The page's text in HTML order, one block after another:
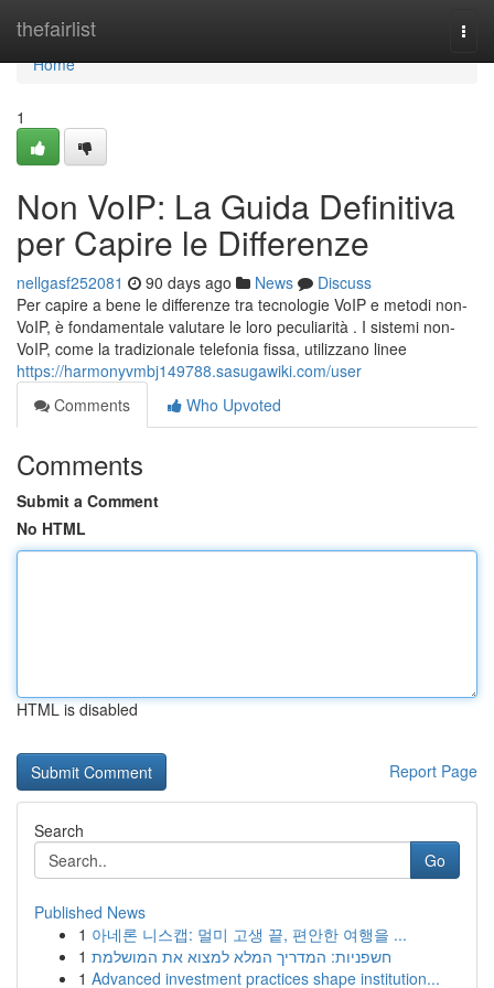
thefairlist
Home
Home
1
Non VoIP: La Guida Definitiva
per Capire le Differenze
nellgasf252081 90 days ago News
Discuss
Per capire a bene le differenze tra tecnologie VoIP e metodi non-
VoIP, è fondamentale valutare le loro peculiarità . I sistemi non-
VoIP, come la tradizionale telefonia fissa, utilizzano linee
https://harmonyvmbj149788.sasugawiki.com/user
Comments
Who Upvoted
Comments
Submit a Comment
No HTML
HTML is disabled
Report Page
Search
Go
Published News
1 아네론 니스캡: 멀미 고생 끝, 편안한 여행을 ...
1 חשפניות: המדריך המלא למצוא את המושלמת
1 Advanced investment practices shape institution...